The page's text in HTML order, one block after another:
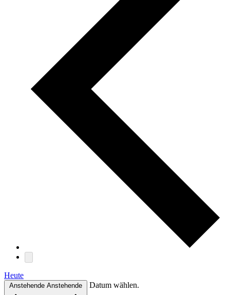
Heute
Anstehende Anstehende Datum wählen.